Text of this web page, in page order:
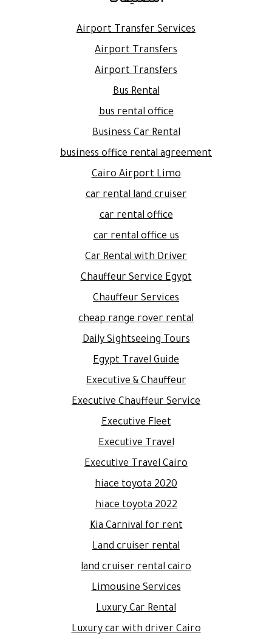
Airport Transfer Services
Airport Transfers
Airport Transfers
Bus Rental
bus rental office
Business Car Rental
business office rental agreement
Cairo Airport Limo
car rental land cruiser
car rental office
car rental office us
Car Rental with Driver
Chauffeur Service Egypt
Chauffeur Services
cheap range rover rental
Daily Sightseeing Tours
Egypt Travel Guide
Executive & Chauffeur
Executive Chauffeur Service
Executive Fleet
Executive Travel
Executive Travel Cairo
hiace toyota 2020
hiace toyota 2022
Kia Carnival for rent
Land cruiser rental
land cruiser rental cairo
Limousine Services
Luxury Car Rental
Luxury car with driver Cairo